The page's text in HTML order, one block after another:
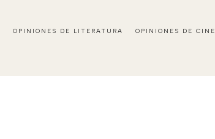
OPINIONES DE LITERATURA OPINIONES DE CINE